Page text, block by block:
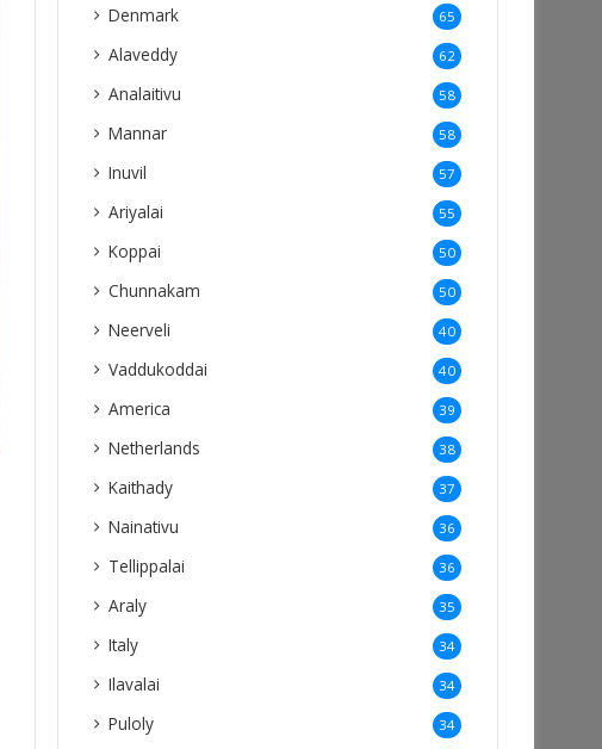
Denmark 65
Alaveddy 62
Analaitivu 58
Mannar 58
Inuvil 57
Ariyalai 55
Koppai 50
Chunnakam 50
Neerveli 40
Vaddukoddai 40
America 39
Netherlands 38
Kaithady 37
Nainativu 36
Tellippalai 36
Araly 35
Italy 34
Ilavalai 34
Puloly 34